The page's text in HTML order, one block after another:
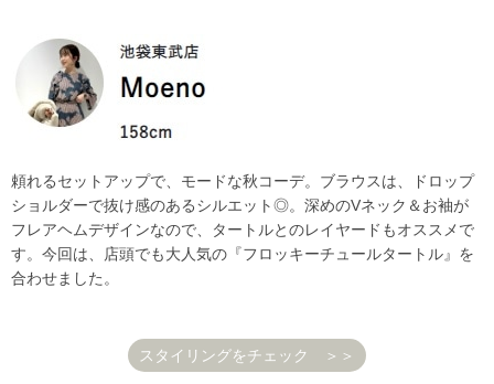
頼れるセットアップで、モードな秋コーデ。ブラウスは、ドロップ
ショルダーで抜け感のあるシルエット◎。深めのVネック＆お袖が
フレアヘムデザインなので、タートルとのレイヤードもオススメで
す。今回は、店頭でも大人気の『フロッキーチュールタートル』を
合わせました。
スタイリングをチェック ＞＞